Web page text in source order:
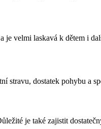
velmi laskavá k dětem i
dostatek pohybu a
je také zajistit